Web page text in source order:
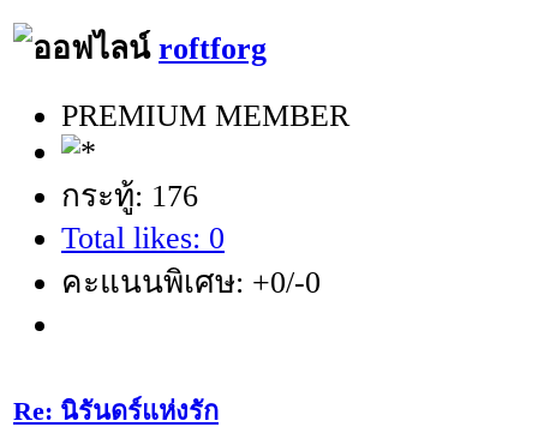
roftforg
PREMIUM MEMBER
กระทู้: 176
Total likes: 0
คะแนนพิเศษ: +0/-0
Re: นิรันดร์แห่งรัก